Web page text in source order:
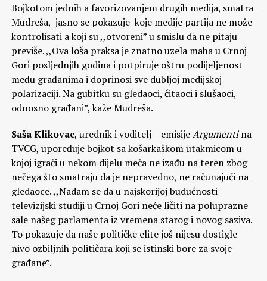
Bojkotom jednih a favorizovanjem drugih medija, smatra
Mudreša, jasno se pokazuje koje medije partija ne može
kontrolisati a koji su ,,otvoreni” u smislu da ne pitaju
previše. ,,Ova loša praksa je znatno uzela maha u Crnoj
Gori posljednjih godina i potpiruje oštru podijeljenost
među građanima i doprinosi sve dubljoj medijskoj
polarizaciji. Na gubitku su gledaoci, čitaoci i slušaoci,
odnosno građani”, kaže Mudreša.
Saša Klikovac, urednik i voditelj emisijeArgumentina
TVCG, upoređuje bojkot sa košarkaškom utakmicom u
kojoj igrači u nekom dijelu meča ne izađu na teren zbog
nečega što smatraju da je nepravedno, ne računajući na
gledaoce. ,,Nadam se da u najskorijoj budućnosti
televizijski studiji u Crnoj Gori neće ličiti na poluprazne
sale našeg parlamenta iz vremena starog i novog saziva.
To pokazuje da naše političke elite još nijesu dostigle
nivo ozbiljnih političara koji se istinski bore za svoje
građane”.